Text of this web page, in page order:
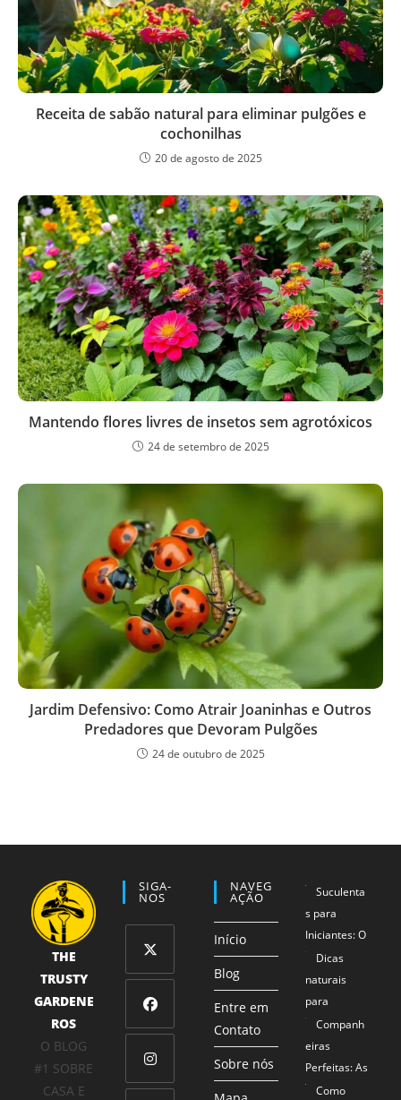
Receita de sabão natural para eliminar pulgões e
cochonilhas
20 de agosto de 2025
Mantendo flores livres de insetos sem agrotóxicos
24 de setembro de 2025
Jardim Defensivo: Como Atrair Joaninhas e Outros
Predadores que Devoram Pulgões
24 de outubro de 2025
THE
TRUSTY
GARDENE
ROS
O BLOG
#1 SOBRE
CASA E
SIGA-
NOS
Abre
uma
nova
Abre
uma
Abre
NAVEG
AÇÃO
Início
Blog
Entre em
Contato
Sobre nós
Suculenta
s para
Iniciantes: O
Método 1-2-
3 que
Garante
Sucesso
Mesmo para
Mãos Não
Tão Verdes
Dicas
naturais
para
proteger
seus
alimentos
Companh
eiras
Perfeitas: As
Combinaçõe
Como